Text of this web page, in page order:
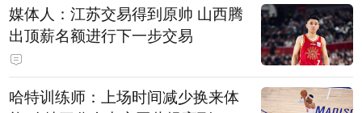
媒体人：江苏交易得到原帅 山西腾
出顶薪名额进行下一步交易
哈特训练师：上场时间减少换来体